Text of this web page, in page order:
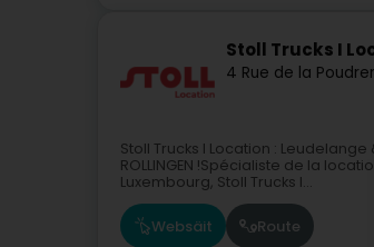
Stoll Trucks I
4 Rue de la
Stoll Trucks I Location : Leudelange &
ROLLINGEN !Spécialiste de la
Luxembourg, Stoll Trucks I...
Websäit Route